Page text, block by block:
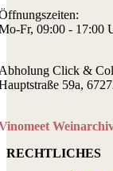
Fr, 09:00 - 17:00
Click &
59a,
RECHTLICHES